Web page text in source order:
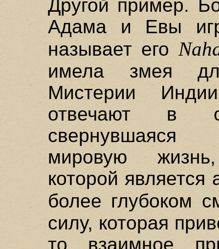
Другой пример.
Адама и Евы
называет его
имела змея
Мистерии
отвечают в
свернувшаяся
мировую
которой
более глубоком
силу, которая
то взаимное